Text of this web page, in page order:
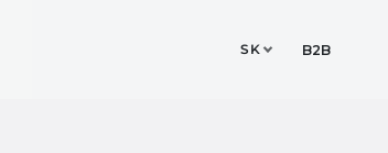
SK B2B